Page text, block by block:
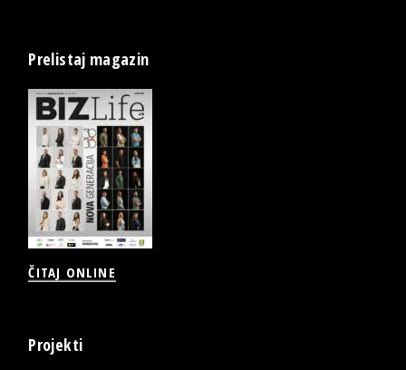
Prelistaj magazin
ČITAJ ONLINE
Projekti